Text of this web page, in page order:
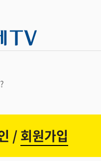
/회원가입